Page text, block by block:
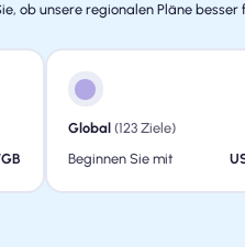
ob unsere regionalen Pläne besser
Global(123 Ziele)
Beginnen Sie mit